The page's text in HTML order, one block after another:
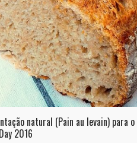
natural (Pain au levain) para o
2016